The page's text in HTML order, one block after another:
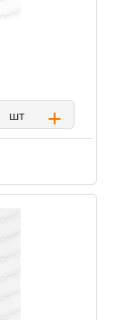
шт +